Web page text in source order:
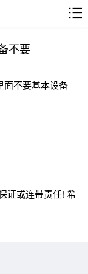
不要
面不要基本设备
证或连带责任! 希